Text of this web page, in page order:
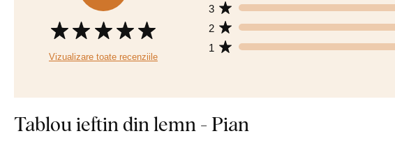
Vizualizare toate recenziile
1
2
3
Tablou ieftin din lemn - Pian